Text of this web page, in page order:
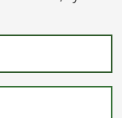
možný.
vyhrazena